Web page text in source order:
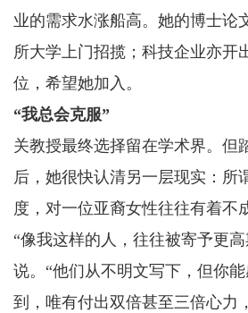
业的需求水涨船高。她的博士论
所大学上门招揽；科技企业亦开
位，希望她加入。
“我总会克服”
关教授最终选择留在学术界。但
后，她很快认清另一层现实：所
度，对一位亚裔女性往往有着不
“像我这样的人，往往被寄予更
说。“他们从不明文写下，但你
到，唯有付出双倍甚至三倍心力